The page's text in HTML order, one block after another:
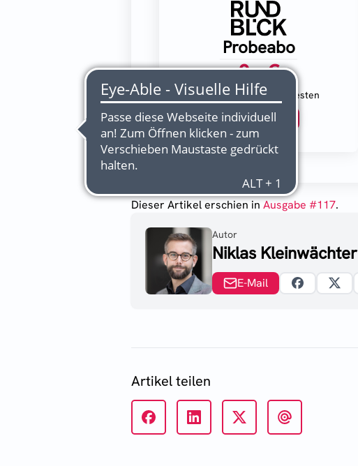
Probeabo
0,- €
2 Wochen kostenlos testen
Abonnieren
Dieser Artikel erschieninAusgabe #117.
Autor
Niklas Kleinwächter
E-Mail
Artikel teilen